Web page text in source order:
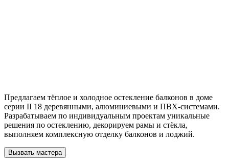
Предлагаем тёплое и холодное остекление балконов в доме
серии II 18 деревянными, алюминиевыми и ПВХ-системами.
Разрабатываем по индивидуальным проектам уникальные
решения по остеклению, декорируем рамы и стёкла,
выполняем комплексную отделку балконов и лоджий.
Вызвать мастера